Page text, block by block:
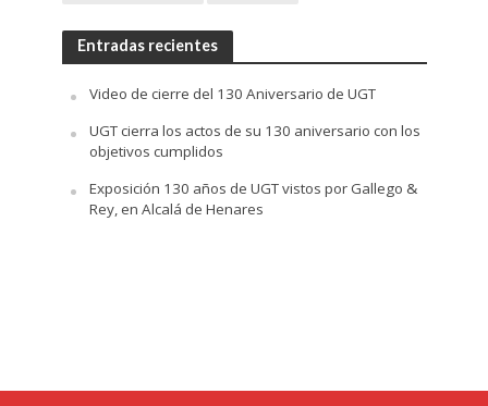
Entradas recientes
Video de cierre del 130 Aniversario de UGT
UGT cierra los actos de su 130 aniversario con los
objetivos cumplidos
Exposición 130 años de UGT vistos por Gallego &
Rey, en Alcalá de Henares